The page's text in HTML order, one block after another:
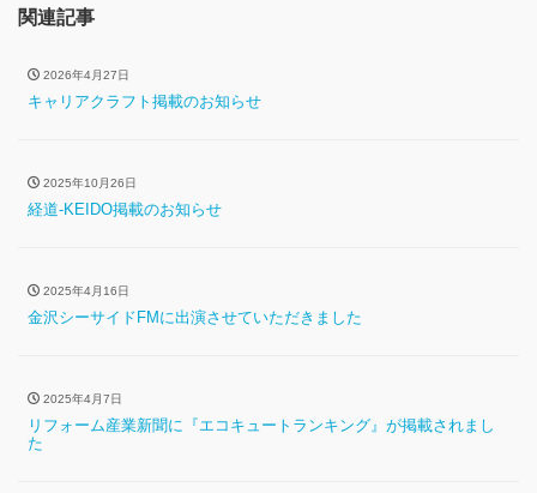
関連記事
2026年4月27日
キャリアクラフト掲載のお知らせ
2025年10月26日
経道-KEIDO掲載のお知らせ
2025年4月16日
金沢シーサイドFMに出演させていただきました
2025年4月7日
リフォーム産業新聞に『エコキュートランキング』が掲載されまし
た